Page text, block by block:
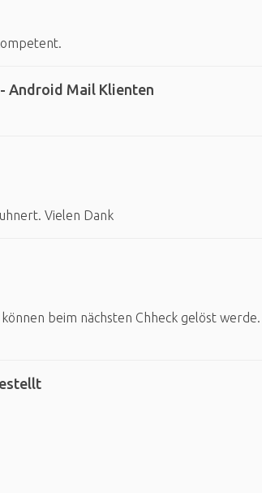
Android Mail Klienten
Vielen Dank
beim nächsten Chheck gelöst